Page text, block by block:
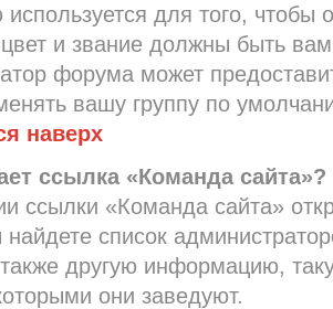
для того, чтобы
и звание должны быть
форума может
вашу группу по
наверх
ссылка «Команда сайта»?
ссылки «Команда сайта»
найдете список
другую информацию,
они заведуют.